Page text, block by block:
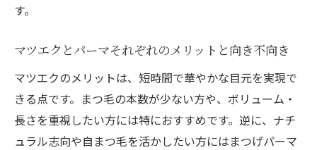
す。
マツエクとパーマそれぞれのメリットと向き不向き
マツエクのメリットは、短時間で華やかな目元を実現で
きる点です。まつ毛の本数が少ない方や、ボリューム・
長さを重視したい方には特におすすめです。逆に、ナチ
ュラル志向や自まつ毛を活かしたい方にはまつげパーマ